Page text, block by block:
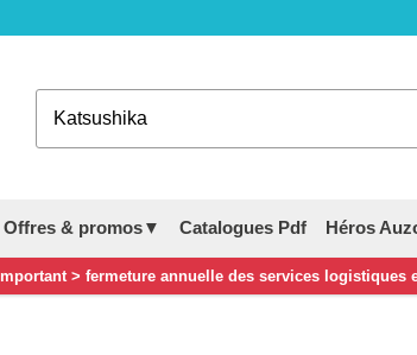
Offres & promos▼ Catalogues Pdf Héros
Important > fermeture annuelle des services logistiques